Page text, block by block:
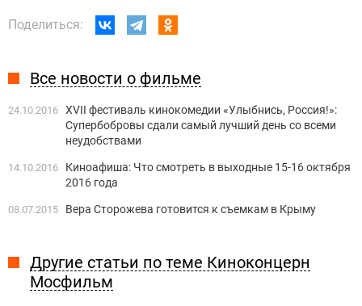
Поделиться:
Все новости о фильме
24.10.2016 XVII фестиваль кинокомедии «Улыбнись, Россия!»:
Супербобровы сдали самый лучший день со всеми
неудобствами
14.10.2016
Киноафиша: Что смотреть в выходные 15-16 октября
2016 года
08.07.2015 Вера Сторожева готовится к съемкам в Крыму
Другие статьи по теме Киноконцерн
Мосфильм